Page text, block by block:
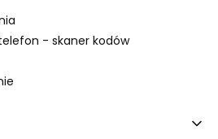
- skaner kodów